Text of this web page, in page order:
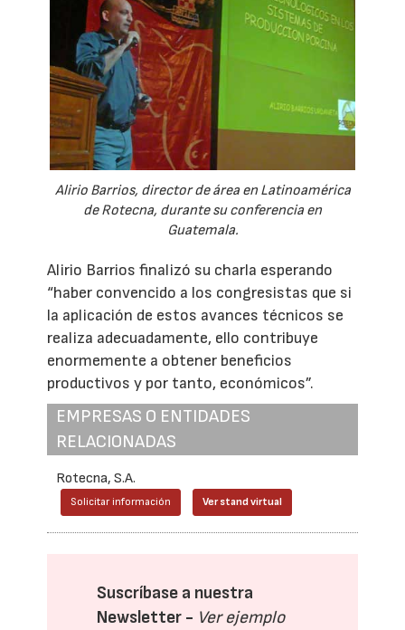
Alirio Barrios, director de área en Latinoamérica
de Rotecna, durante su conferencia en
Guatemala.
Alirio Barrios finalizó su charla esperando
“haber convencido a los congresistas que si
la aplicación de estos avances técnicos se
realiza adecuadamente, ello contribuye
enormemente a obtener beneficios
productivos y por tanto, económicos”.
EMPRESAS O ENTIDADES
RELACIONADAS
Rotecna, S.A.
Solicitar información Ver stand virtual
Suscríbase a nuestra
Newsletter - Ver ejemplo